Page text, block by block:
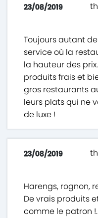
23/08/2019
Toujours autant
service où la
la hauteur des
produits frais et
gros restaurants
leurs plats qui ne
de luxe !
23/08/2019
Harengs, rognon,
De vrais produits
comme le patron